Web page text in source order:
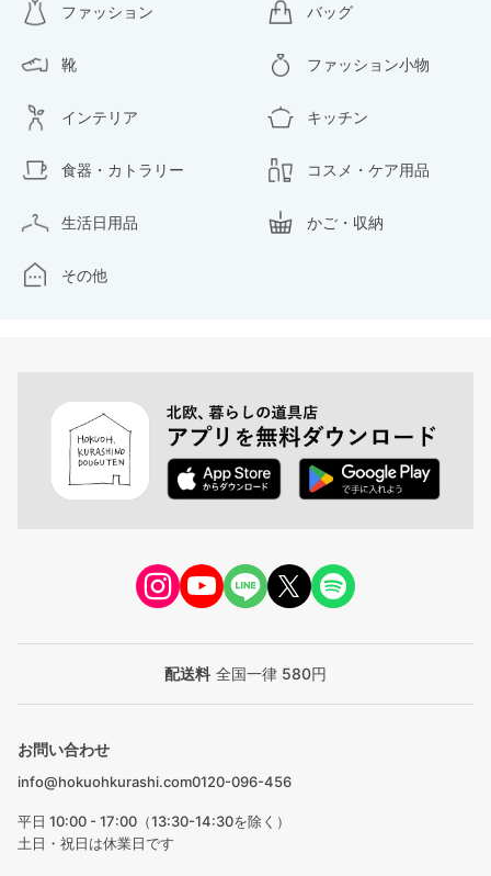
ファッション バッグ
靴 ファッション小物
インテリア キッチン
食器・カトラリー コスメ・ケア用品
生活日用品 かご・収納
その他
配送料 全国一律 580円
お問い合わせ
info@hokuohkurashi.com0120-096-456
平日 10:00 - 17:00（13:30-14:30を除く）
土日・祝日は休業日です